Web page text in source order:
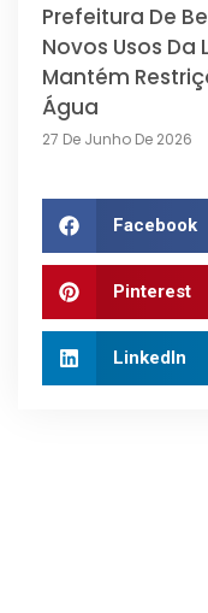
Prefeitura De
Novos Usos Da
Mantém
Água
27 De Junho De 2026
Facebook
Pinterest
LinkedIn